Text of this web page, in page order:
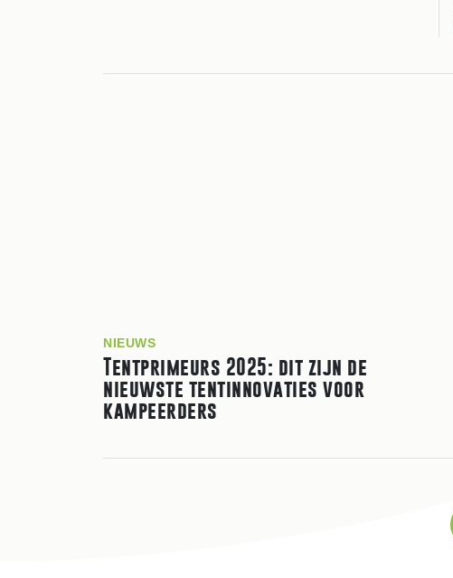
NIEUWS
Tentprimeurs 2025: dit zijn de
nieuwste tentinnovaties voor
kampeerders